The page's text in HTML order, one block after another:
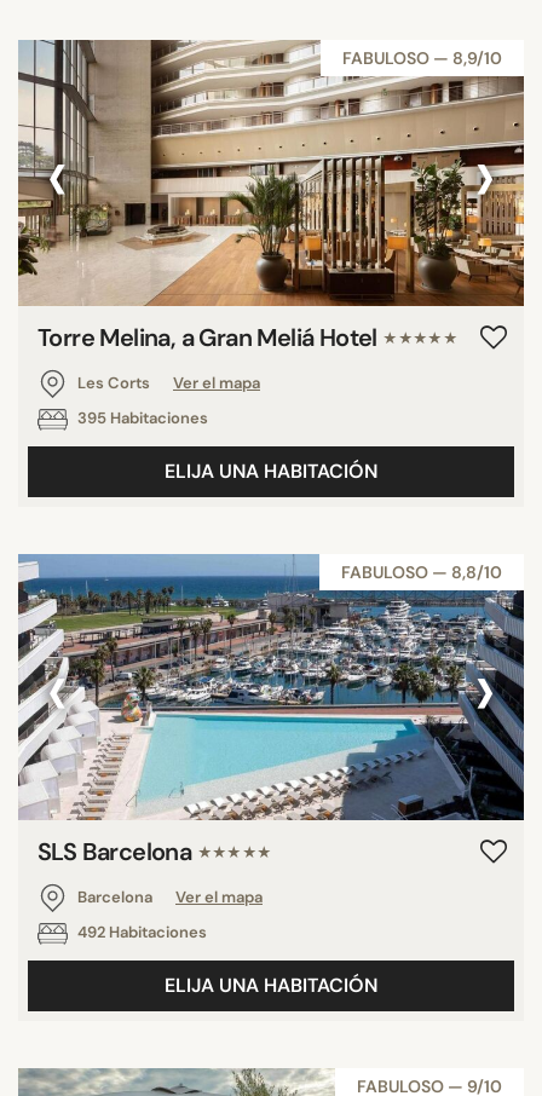
FABULOSO — 8,9/10
‹ ›
Torre Melina, a Gran Meliá Hotel ★★★★★
Les Corts
Ver el mapa
395 Habitaciones
ELIJA UNA HABITACIÓN
FABULOSO — 8,8/10
‹ ›
SLS Barcelona ★★★★★
Barcelona
Ver el mapa
492 Habitaciones
ELIJA UNA HABITACIÓN
FABULOSO — 9/10